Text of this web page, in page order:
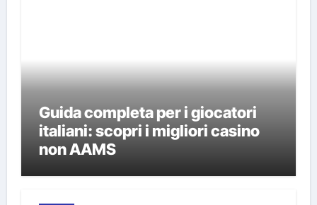
Guida completa per i giocatori
italiani: scopri i migliori casino
non AAMS